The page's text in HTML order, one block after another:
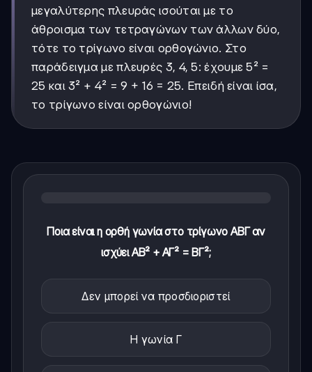
μεγαλύτερης πλευράς ισούται με το
άθροισμα των τετραγώνων των άλλων δύο,
τότε το τρίγωνο είναι ορθογώνιο. Στο
παράδειγμα με πλευρές 3, 4, 5: έχουμε 5² =
25 και 3² + 4² = 9 + 16 = 25. Επειδή είναι ίσα,
το τρίγωνο είναι ορθογώνιο!
Ποια είναι η ορθή γωνία στο τρίγωνο ABΓ αν
ισχύει AB² + AΓ² = BΓ²;
Δεν μπορεί να προσδιοριστεί
Η γωνία Γ